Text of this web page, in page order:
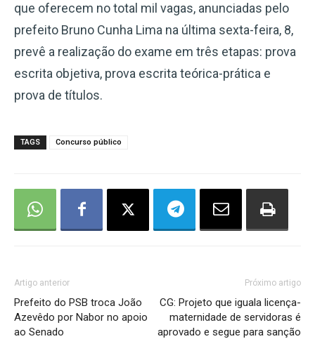
que oferecem no total mil vagas, anunciadas pelo
prefeito Bruno Cunha Lima na última sexta-feira, 8,
prevê a realização do exame em três etapas: prova
escrita objetiva, prova escrita teórica-prática e
prova de títulos.
TAGS Concurso público
Artigo anterior
Prefeito do PSB troca João
Azevêdo por Nabor no apoio
ao Senado
Próximo artigo
CG: Projeto que iguala licença-
maternidade de servidoras é
aprovado e segue para sanção